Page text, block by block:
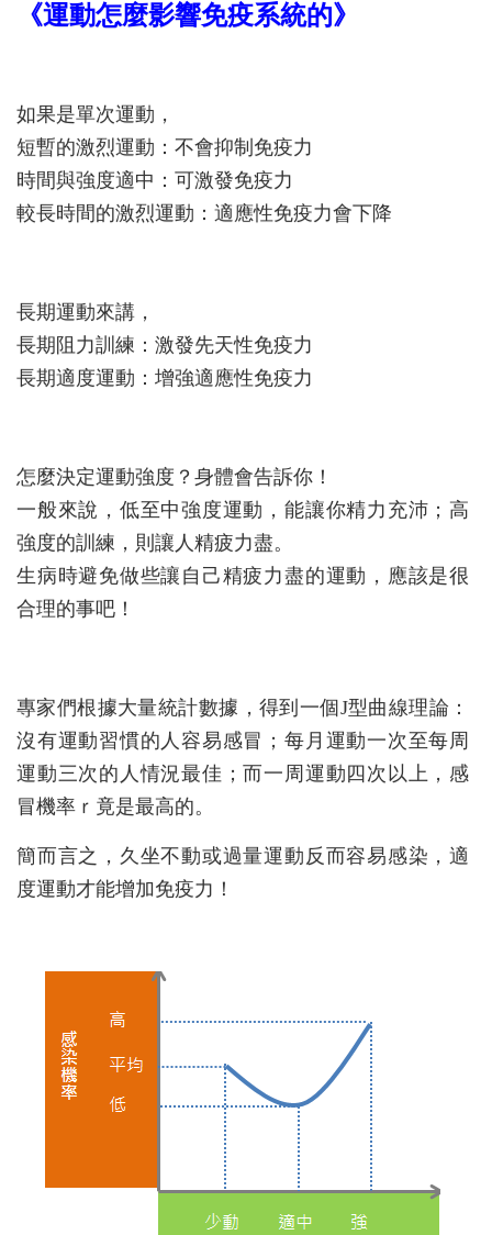
《運動怎麼影響免疫系統的》
如果是單次運動，
短暫的激烈運動：不會抑制免疫力
時間與強度適中：可激發免疫力
較長時間的激烈運動：適應性免疫力會下降
長期運動來講，
長期阻力訓練：激發先天性免疫力
長期適度運動：增強適應性免疫力
怎麼決定運動強度？身體會告訴你！
一般來說，低至中強度運動，能讓你精力充沛；高
強度的訓練，則讓人精疲力盡。
生病時避免做些讓自己精疲力盡的運動，應該是很
合理的事吧！
專家們根據大量統計數據，得到一個J型曲線理論：
沒有運動習慣的人容易感冒；每月運動一次至每周
運動三次的人情況最佳；而一周運動四次以上，感
冒機率ｒ竟是最高的。
簡而言之，久坐不動或過量運動反而容易感染，適
度運動才能增加免疫力！